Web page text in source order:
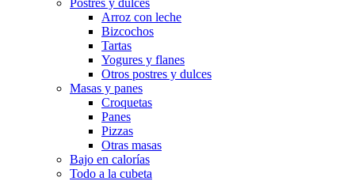
Postres y dulces
Arroz con leche
Bizcochos
Tartas
Yogures y flanes
Otros postres y dulces
Masas y panes
Croquetas
Panes
Pizzas
Otras masas
Bajo en calorías
Todo a la cubeta